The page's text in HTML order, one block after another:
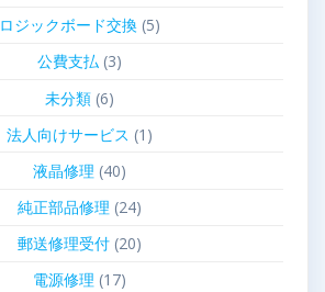
ロジックボード交換(5)
公費支払(3)
未分類(6)
法人向けサービス (1)
液晶修理 (40)
純正部品修理 (24)
郵送修理受付(20)
電源修理 (17)